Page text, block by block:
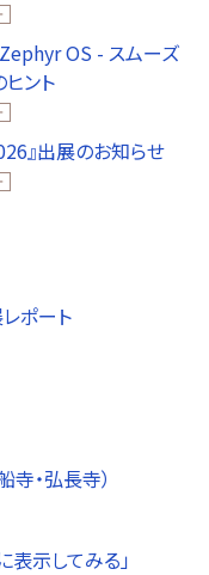
OS - スムーズ
ント
』出展のお知らせ
ポート
・弘長寺）
示してみる」